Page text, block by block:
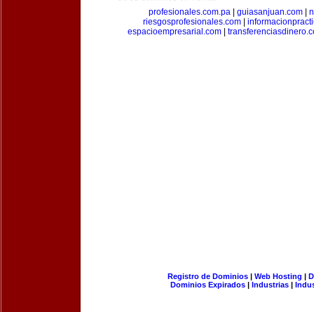
profesionales.com.pa
guiasanjuan.com
riesgosprofesionales.com
espacioempresarial.com
Registro de Dominios| Web Hosting |
Dominios Expirados | Industrias |